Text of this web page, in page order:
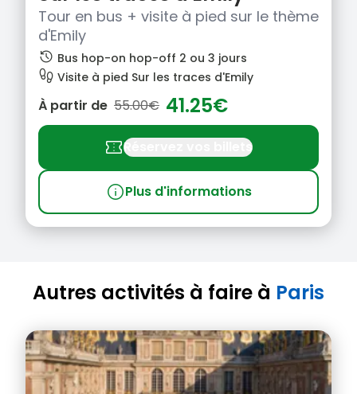
Tour en bus + visite à pied sur le thème
d'Emily
history Bus hop-on hop-off 2 ou 3 jours
footprint Visite à pied Sur les traces d'Emily
À partir de 55.00€ 41.25€
confirmation_numberRéservez vos billets
infoPlus d'informations
Autres activités à faire à Paris